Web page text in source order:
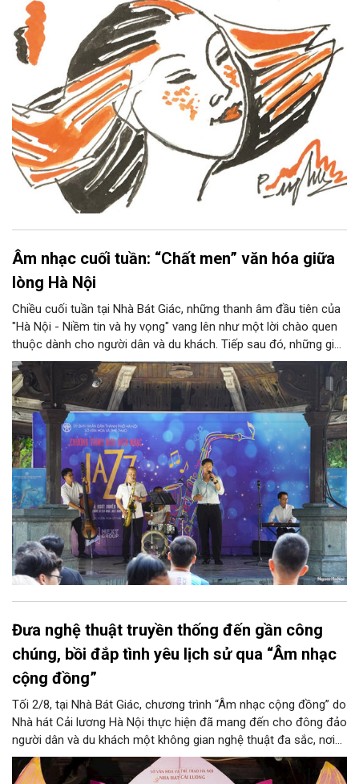
Âm nhạc cuối tuần: “Chất men” văn hóa giữa
lòng Hà Nội
Chiều cuối tuần tại Nhà Bát Giác, những thanh âm đầu tiên của
"Hà Nội - Niềm tin và hy vọng" vang lên như một lời chào quen
thuộc dành cho người dân và du khách. Tiếp sau đó, những giai
điệu jazz kinh điển của thế giới lần lượt cất lên qua phần biểu
diễn của NSƯT Quyền Văn Minh và các nghệ sĩ Bình Minh Jazz
Club, mở ra một không gian âm nhạc giàu cảm xúc ngay giữa
trung tâm Thủ đô.
Đưa nghệ thuật truyền thống đến gần công
chúng, bồi đắp tình yêu lịch sử qua “Âm nhạc
cộng đồng”
Tối 2/8, tại Nhà Bát Giác, chương trình “Âm nhạc cộng đồng” do
Nhà hát Cải lương Hà Nội thực hiện đã mang đến cho đông đảo
người dân và du khách một không gian nghệ thuật đa sắc, nơi
những làn điệu cải lương, ca cổ, tân cổ và các tiết mục múa
hòa quyện trong không gian của phố đi bộ hồ Hoàn Kiếm. Đặc